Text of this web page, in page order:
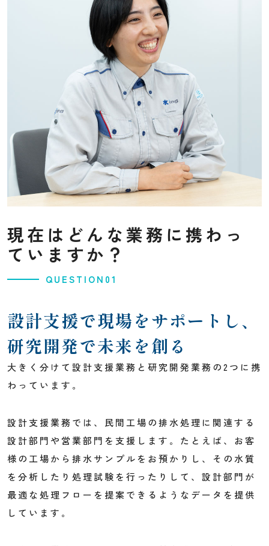
現在はどんな業務に携わっ
ていますか？
QUESTION01
設計支援で現場をサポートし、
研究開発で未来を創る
大きく分けて設計支援業務と研究開発業務の2つに携
わっています。
設計支援業務では、民間工場の排水処理に関連する
設計部門や営業部門を支援します。たとえば、お客
様の工場から排水サンプルをお預かりし、その水質
を分析したり処理試験を行ったりして、設計部門が
最適な処理フローを提案できるようなデータを提供
しています。